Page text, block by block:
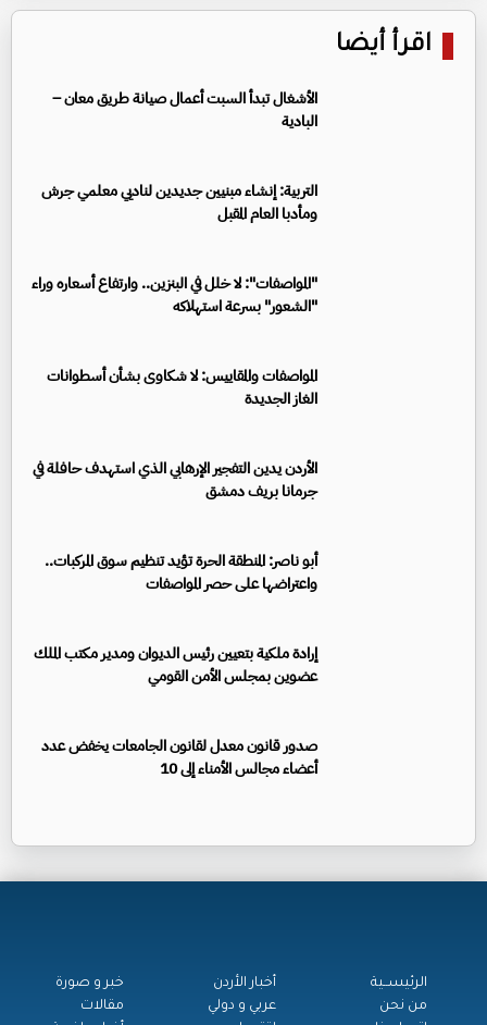
اقرأ أيضا
الأشغال تبدأ السبت أعمال صيانة طريق معان –
البادية
التربية: إنشاء مبنيين جديدين لناديي معلمي جرش
ومأدبا العام المقبل
"المواصفات": لا خلل في البنزين.. وارتفاع أسعاره وراء
"الشعور" بسرعة استهلاكه
المواصفات والمقاييس: لا شكاوى بشأن أسطوانات
الغاز الجديدة
الأردن يدين التفجير الإرهابي الذي استهدف حافلة في
جرمانا بريف دمشق
أبو ناصر: المنطقة الحرة تؤيد تنظيم سوق المركبات..
واعتراضها على حصر المواصفات
إرادة ملكية بتعيين رئيس الديوان ومدير مكتب الملك
عضوين بمجلس الأمن القومي
صدور قانون معدل لقانون الجامعات يخفض عدد
أعضاء مجالس الأمناء إلى 10
الرئيســية
من نحن
أخبار الأردن
عربي و دولي
خبر و صورة
مقالات